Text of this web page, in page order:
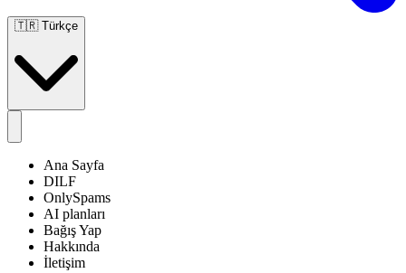
🇹🇷 Türkçe
Ana Sayfa
DILF
OnlySpams
AI planları
Bağış Yap
Hakkında
İletişim